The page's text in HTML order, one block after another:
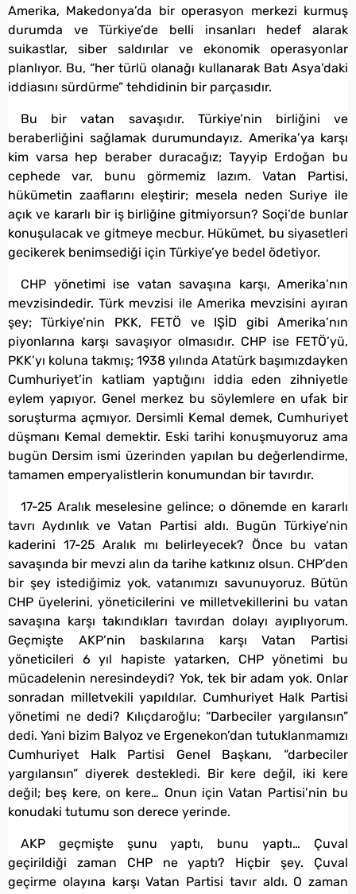
Amerika, Makedonya’da bir operasyon merkezi kurmuş
durumda ve Türkiye’de belli insanları hedef alarak
suikastlar, siber saldırılar ve ekonomik operasyonlar
planlıyor. Bu, “her türlü olanağı kullanarak Batı Asya’daki
iddiasını sürdürme” tehdidinin bir parçasıdır.
Bu bir vatan savaşıdır. Türkiye’nin birliğini ve
beraberliğini sağlamak durumundayız. Amerika’ya karşı
kim varsa hep beraber duracağız; Tayyip Erdoğan bu
cephede var, bunu görmemiz lazım. Vatan Partisi,
hükümetin zaaflarını eleştirir; mesela neden Suriye ile
açık ve kararlı bir iş birliğine gitmiyorsun? Soçi’de bunlar
konuşulacak ve gitmeye mecbur. Hükümet, bu siyasetleri
gecikerek benimsediği için Türkiye’ye bedel ödetiyor.
CHP yönetimi ise vatan savaşına karşı, Amerika’nın
mevzisindedir. Türk mevzisi ile Amerika mevzisini ayıran
şey; Türkiye’nin PKK, FETÖ ve IŞİD gibi Amerika’nın
piyonlarına karşı savaşıyor olmasıdır. CHP ise FETÖ’yü,
PKK’yı koluna takmış; 1938 yılında Atatürk başımızdayken
Cumhuriyet’in katliam yaptığını iddia eden zihniyetle
eylem yapıyor. Genel merkez bu söylemlere en ufak bir
soruşturma açmıyor. Dersimli Kemal demek, Cumhuriyet
düşmanı Kemal demektir. Eski tarihi konuşmuyoruz ama
bugün Dersim ismi üzerinden yapılan bu değerlendirme,
tamamen emperyalistlerin konumundan bir tavırdır.
17-25 Aralık meselesine gelince; o dönemde en kararlı
tavrı Aydınlık ve Vatan Partisi aldı. Bugün Türkiye’nin
kaderini 17-25 Aralık mı belirleyecek? Önce bu vatan
savaşında bir mevzi alın da tarihe katkınız olsun. CHP’den
bir şey istediğimiz yok, vatanımızı savunuyoruz. Bütün
CHP üyelerini, yöneticilerini ve milletvekillerini bu vatan
savaşına karşı takındıkları tavırdan dolayı ayıplıyorum.
Geçmişte AKP’nin baskılarına karşı Vatan Partisi
yöneticileri 6 yıl hapiste yatarken, CHP yönetimi bu
mücadelenin neresindeydi? Yok, tek bir adam yok. Onlar
sonradan milletvekili yapıldılar. Cumhuriyet Halk Partisi
yönetimi ne dedi? Kılıçdaroğlu; “Darbeciler yargılansın”
dedi. Yani bizim Balyoz ve Ergenekon’dan tutuklanmamızı
Cumhuriyet Halk Partisi Genel Başkanı, “darbeciler
yargılansın” diyerek destekledi. Bir kere değil, iki kere
değil; beş kere, on kere… Onun için Vatan Partisi’nin bu
konudaki tutumu son derece yerinde.
AKP geçmişte şunu yaptı, bunu yaptı… Çuval
geçirildiği zaman CHP ne yaptı? Hiçbir şey. Çuval
geçirme olayına karşı Vatan Partisi tavır aldı. O zaman